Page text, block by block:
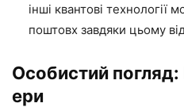
інші квантові технології
поштовх завдяки цьому
Особистий погляд:
ери